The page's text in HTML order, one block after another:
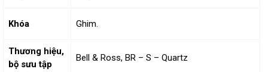
Khóa Ghim.
Thương hiệu,
bộ sưu tập
Bell & Ross, BR – S – Quartz